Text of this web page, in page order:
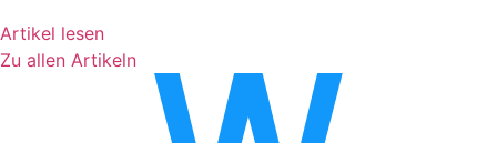
Artikel lesen
Zu allen Artikeln